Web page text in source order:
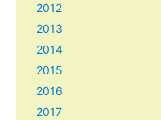
2012
2013
2014
2015
2016
2017